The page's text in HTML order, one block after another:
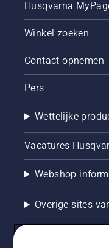
Husqvarna
Winkel zoeken
Contact opnemen
Pers
Wettelijke
Vacatures
Webshop
Overige sites